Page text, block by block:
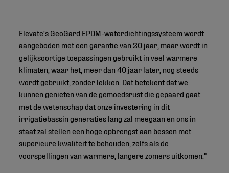
Elevate's GeoGard EPDM-waterdichtingssysteem wordt
aangeboden met een garantie van 20 jaar, maar wordt in
gelijksoortige toepassingen gebruikt in veel warmere
klimaten, waar het, meer dan 40 jaar later, nog steeds
wordt gebruikt, zonder lekken. Dat betekent dat we
kunnen genieten van de gemoedsrust die gepaard gaat
met de wetenschap dat onze investering in dit
irrigatiebassin generaties lang zal meegaan en ons in
staat zal stellen een hoge opbrengst aan bessen met
superieure kwaliteit te behouden, zelfs als de
voorspellingen van warmere, langere zomers uitkomen."